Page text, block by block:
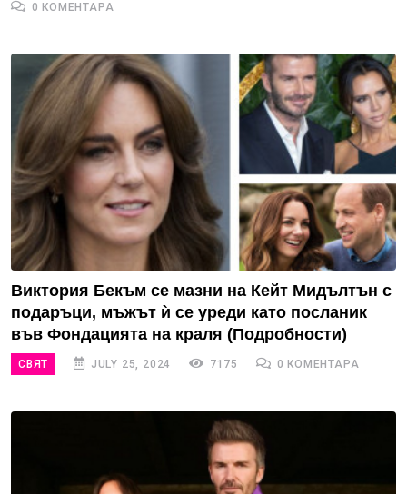
0 КОМЕНТАРА
Виктория Бекъм се мазни на Кейт Мидълтън с
подаръци, мъжът ѝ се уреди като посланик
във Фондацията на краля (Подробности)
СВЯТ JULY 25, 2024 7175 0 КОМЕНТАРА